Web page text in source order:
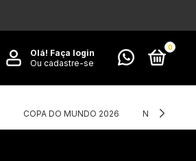
Olá! Faça login
Ou cadastre-se
0
COPA DO MUNDO 2026 NIKE X